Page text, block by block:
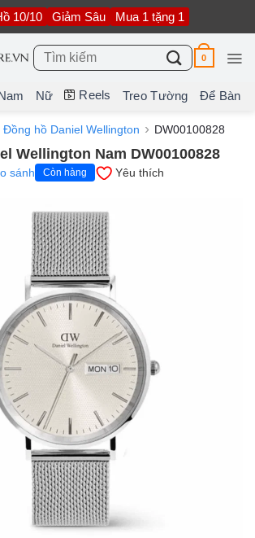
10/10 Giảm Sâu Mua 1 tặng 1
Tìm
kiếm:
0
Nữ Reels Treo Tường Để Bàn
Đồng hồ Daniel Wellington DW00100828
Wellington Nam DW00100828
sánh Còn hàng Yêu thích